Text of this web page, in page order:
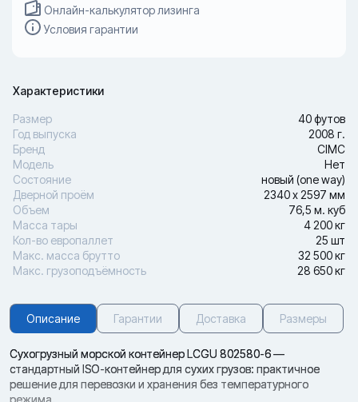
Онлайн-калькулятор лизинга
Условия гарантии
Характеристики
Размер
40 футов
Год выпуска
2008 г.
Бренд
CIMC
Модель
Нет
Состояние
новый (one way)
Дверной проём
2340 х 2597 мм
Объем
76,5 м. куб
Масса тары
4 200 кг
Кол-во европаллет
25 шт
Макс. масса брутто
32 500 кг
Макс. грузоподъёмность
28 650 кг
Описание Гарантии Доставка Размеры
Сухогрузный морской контейнер LCGU 802580-6 —
стандартный ISO-контейнер для сухих грузов: практичное
решение для перевозки и хранения без температурного
режима.